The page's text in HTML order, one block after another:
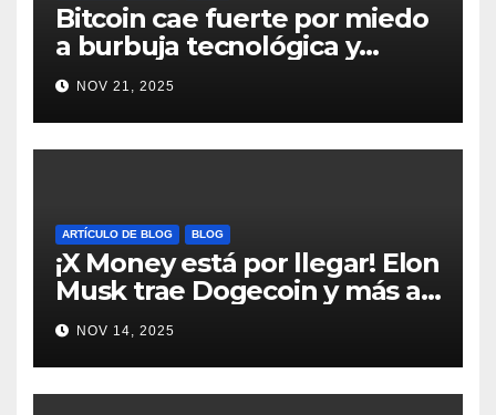
Bitcoin cae fuerte por miedo
a burbuja tecnológica y
nervios en AI #crypto
#Bitcoin
NOV 21, 2025
ARTÍCULO DE BLOG BLOG
¡X Money está por llegar! Elon
Musk trae Dogecoin y más al
mundo de pagos #Crypto
#Dogecoin
NOV 14, 2025